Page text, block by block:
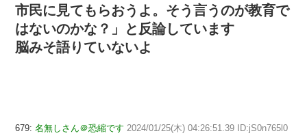
市民に見てもらおうよ。そう言うのが教育で
はないのかな？」と反論しています
脳みそ語りていないよ
679: 名無しさん＠恐縮です 2024/01/25(木) 04:26:51.39 ID:jS0n765l0